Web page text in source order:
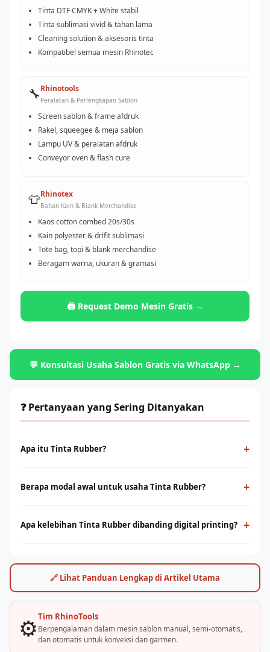
Tinta DTF CMYK + White stabil
Tinta sublimasi vivid & tahan lama
Cleaning solution & aksesoris tinta
Kompatibel semua mesin Rhinotec
🔧Rhinotools
Peralatan & Perlengkapan Sablon
Screen sablon & frame afdruk
Rakel, squeegee & meja sablon
Lampu UV & peralatan afdruk
Conveyor oven & flash cure
👕Rhinotex
Bahan Kain & Blank Merchandise
Kaos cotton combed 20s/30s
Kain polyester & drifit sublimasi
Tote bag, topi & blank merchandise
Beragam warna, ukuran & gramasi
🖨️ Request Demo Mesin Gratis →
💬 Konsultasi Usaha Sablon Gratis via WhatsApp →
❓ Pertanyaan yang Sering Ditanyakan
Apa itu Tinta Rubber? +
screen dan tinta yang ditekan ke permukaan kain. Cocok untuk
Berapa modal awal untuk usaha Tinta Rubber? +
starter manual hingga mesin otomatis. Konsultasikan dengan
Apa kelebihan Tinta Rubber dibanding digital printing? +
rendah. Digital printing (DTF/sublimasi) unggul untuk order
satuan, full-color, dan desain detail. Keduanya bisa saling
🔗 Lihat Panduan Lengkap di Artikel Utama
⚙️Tim RhinoTools
Berpengalaman dalam mesin sablon manual, semi-otomatis,
dan otomatis untuk konveksi dan garmen.